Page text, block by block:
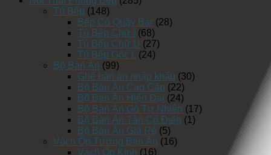
Tủ Bếp (148)
Bếp Có Quầy Bar (28)
Tủ Bếp Chữ I
(68)
Tủ Bếp Chữ U (27)
Tủ Bếp Góc L
(24)
Bộ Bàn Ăn (99)
Ghế bàn ăn nhập khẩu (30)
Bộ Bàn Ăn Cao Cấp (22)
Bộ Bàn Ăn Hiện Đại (24)
Bộ Bàn Ăn Gỗ Tự Nhiên (17)
Bộ Bàn Ăn Tân Cổ Điển (1)
Bộ Bàn Ăn Giá Rẻ (5)
Vách Ốp Tường Bàn Ăn (16)
Vách Ốp Kính (16)